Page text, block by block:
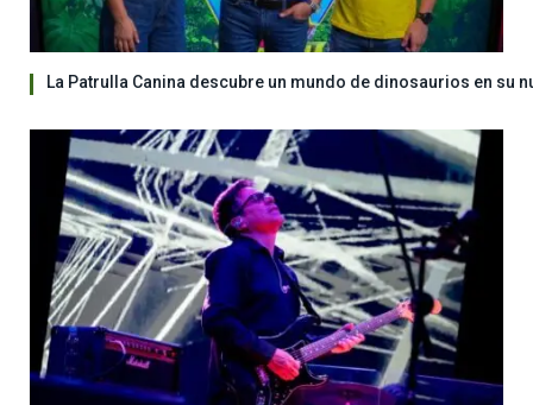
La Patrulla Canina descubre un mundo de dinosaurios en su